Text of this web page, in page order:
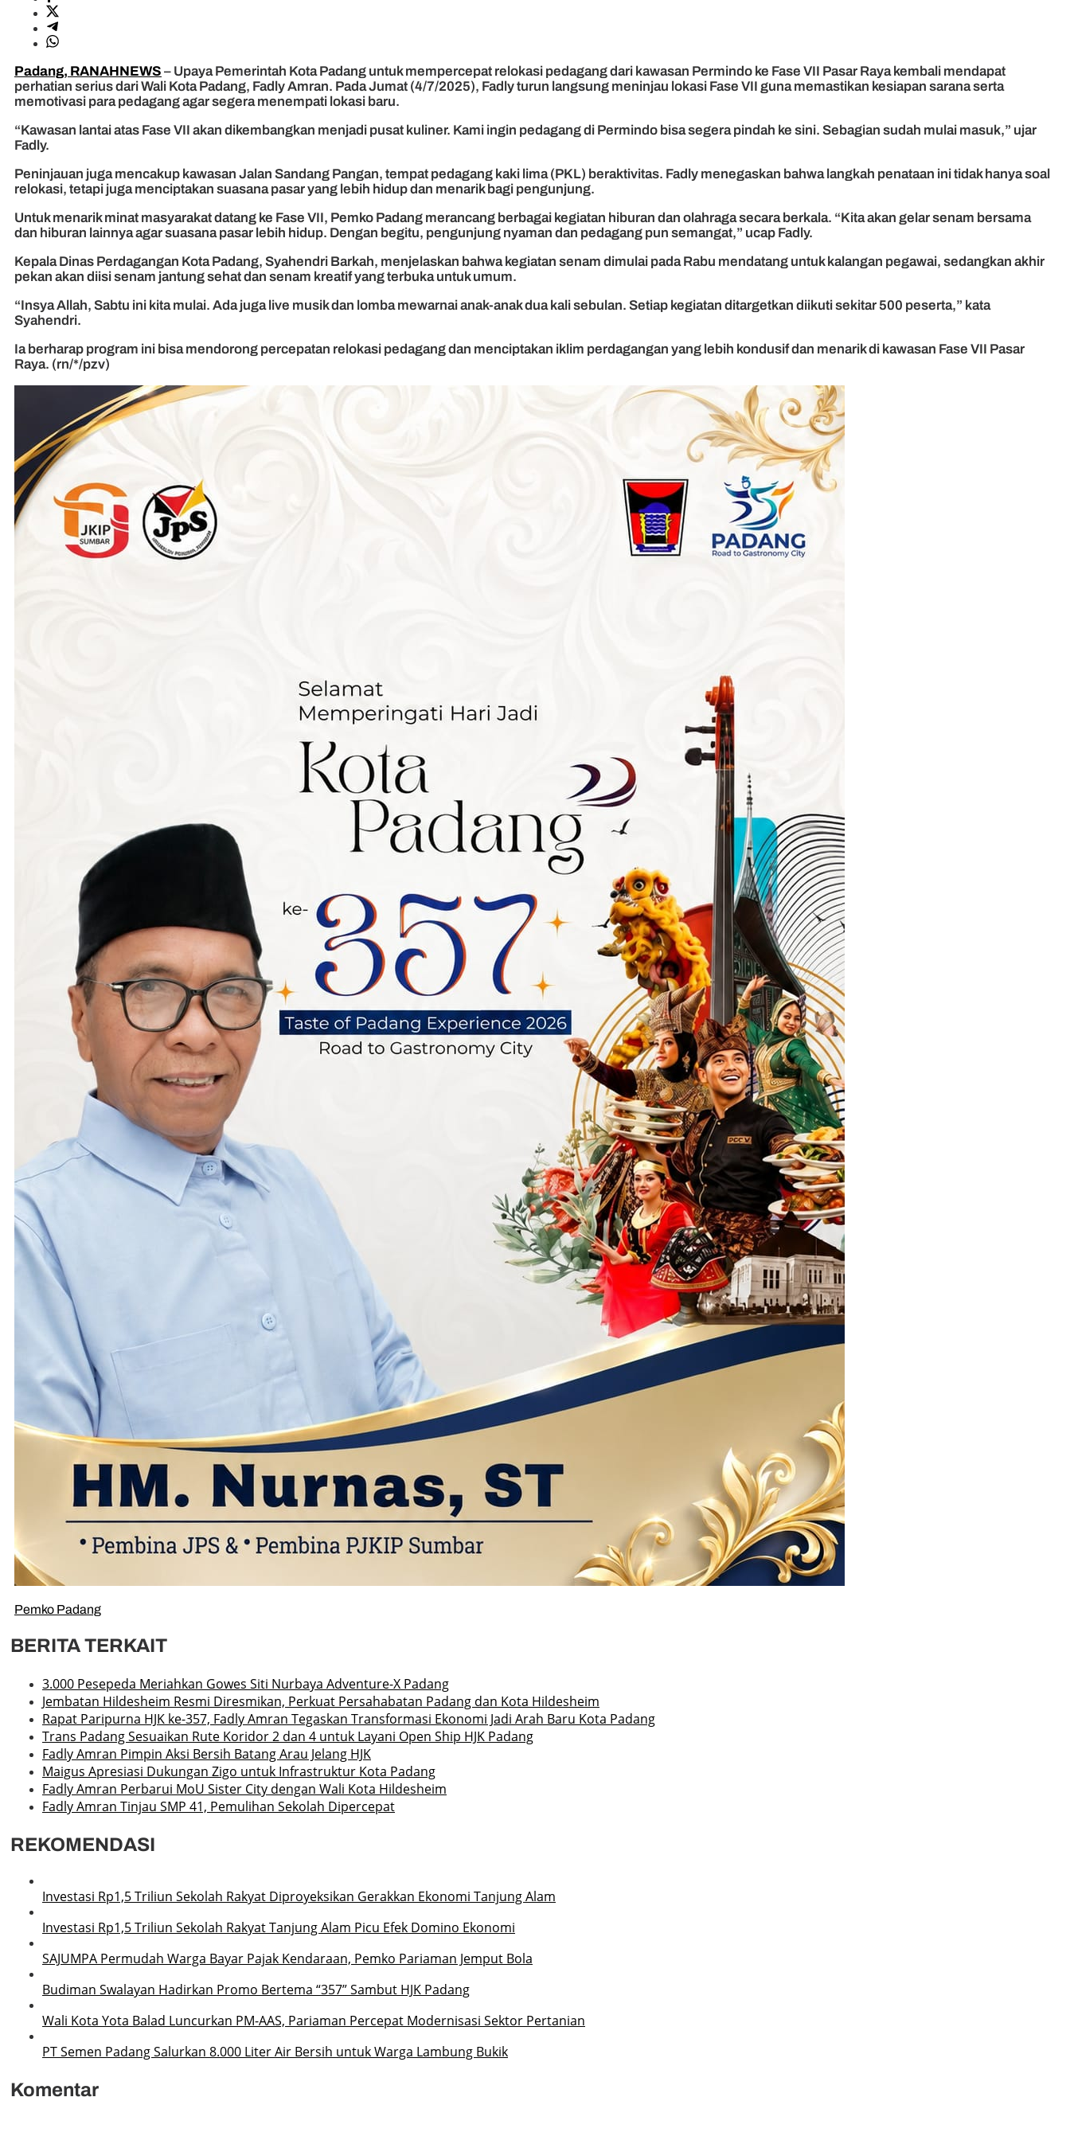
Padang, RANAHNEWS – Upaya Pemerintah Kota Padang untuk mempercepat relokasi pedagang dari kawasan Permindo ke Fase VII Pasar Raya kembali mendapat
perhatian serius dari Wali Kota Padang, Fadly Amran. Pada Jumat (4/7/2025), Fadly turun langsung meninjau lokasi Fase VII guna memastikan kesiapan sarana serta
memotivasi para pedagang agar segera menempati lokasi baru.
“Kawasan lantai atas Fase VII akan dikembangkan menjadi pusat kuliner. Kami ingin pedagang di Permindo bisa segera pindah ke sini. Sebagian sudah mulai masuk,” ujar
Fadly.
Peninjauan juga mencakup kawasan Jalan Sandang Pangan, tempat pedagang kaki lima (PKL) beraktivitas. Fadly menegaskan bahwa langkah penataan ini tidak hanya soal
relokasi, tetapi juga menciptakan suasana pasar yang lebih hidup dan menarik bagi pengunjung.
Untuk menarik minat masyarakat datang ke Fase VII, Pemko Padang merancang berbagai kegiatan hiburan dan olahraga secara berkala. “Kita akan gelar senam bersama
dan hiburan lainnya agar suasana pasar lebih hidup. Dengan begitu, pengunjung nyaman dan pedagang pun semangat,” ucap Fadly.
Kepala Dinas Perdagangan Kota Padang, Syahendri Barkah, menjelaskan bahwa kegiatan senam dimulai pada Rabu mendatang untuk kalangan pegawai, sedangkan akhir
pekan akan diisi senam jantung sehat dan senam kreatif yang terbuka untuk umum.
“Insya Allah, Sabtu ini kita mulai. Ada juga live musik dan lomba mewarnai anak-anak dua kali sebulan. Setiap kegiatan ditargetkan diikuti sekitar 500 peserta,” kata
Syahendri.
Ia berharap program ini bisa mendorong percepatan relokasi pedagang dan menciptakan iklim perdagangan yang lebih kondusif dan menarik di kawasan Fase VII Pasar
Raya. (rn/*/pzv)
Pemko Padang
BERITA TERKAIT
3.000 Pesepeda Meriahkan Gowes Siti Nurbaya Adventure-X Padang
Jembatan Hildesheim Resmi Diresmikan, Perkuat Persahabatan Padang dan Kota Hildesheim
Rapat Paripurna HJK ke-357, Fadly Amran Tegaskan Transformasi Ekonomi Jadi Arah Baru Kota Padang
Trans Padang Sesuaikan Rute Koridor 2 dan 4 untuk Layani Open Ship HJK Padang
Fadly Amran Pimpin Aksi Bersih Batang Arau Jelang HJK
Maigus Apresiasi Dukungan Zigo untuk Infrastruktur Kota Padang
Fadly Amran Perbarui MoU Sister City dengan Wali Kota Hildesheim
Fadly Amran Tinjau SMP 41, Pemulihan Sekolah Dipercepat
REKOMENDASI
Investasi Rp1,5 Triliun Sekolah Rakyat Diproyeksikan Gerakkan Ekonomi Tanjung Alam
Investasi Rp1,5 Triliun Sekolah Rakyat Tanjung Alam Picu Efek Domino Ekonomi
SAJUMPA Permudah Warga Bayar Pajak Kendaraan, Pemko Pariaman Jemput Bola
Budiman Swalayan Hadirkan Promo Bertema “357” Sambut HJK Padang
Wali Kota Yota Balad Luncurkan PM-AAS, Pariaman Percepat Modernisasi Sektor Pertanian
PT Semen Padang Salurkan 8.000 Liter Air Bersih untuk Warga Lambung Bukik
Komentar